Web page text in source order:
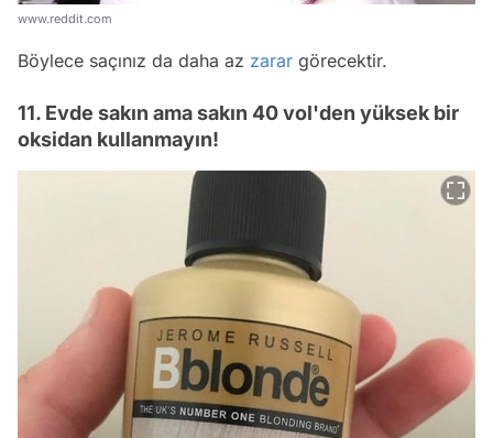
www.reddit.com
Böylece saçınız da daha az zarar görecektir.
11. Evde sakın ama sakın 40 vol'den yüksek bir
oksidan kullanmayın!